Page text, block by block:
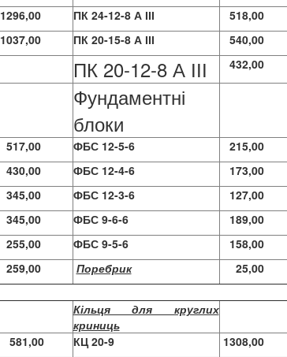
1296,00 ПК 24-12-8 А ІІІ
518,00
1037,00 ПК 20-15-8 А ІІІ 540,00
ПК 20-12-8 А ІІІ 432,00
Фундаментні
блоки
517,00 ФБС 12-5-6
215,00
430,00 ФБС 12-4-6
173,00
345,00 ФБС 12-3-6
127,00
345,00 ФБС 9-6-6
189,00
255,00 ФБС 9-5-6
158,00
259,00 Поребрик 25,00
Кільця для круглих
криниць
581,00 КЦ 20-9
1308,00